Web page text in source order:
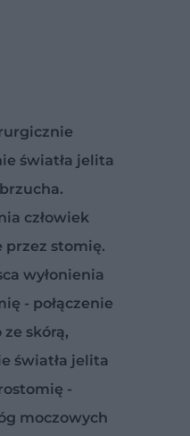
światła jelita
człowiek
przez stomię.
wyłonienia
- połączenie
skórą,
światła jelita
-
moczowych